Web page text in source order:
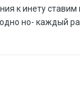
к инету ставим
но- каждый